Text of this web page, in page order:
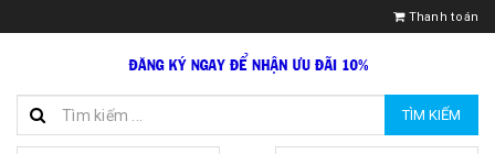
Thanh toán
TÌM KIẾM